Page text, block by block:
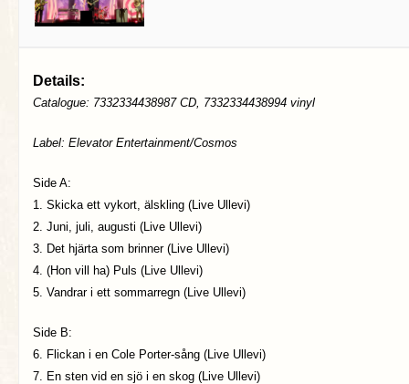
Details:
Catalogue: 7332334438987 CD, 7332334438994 vinyl
Label: Elevator Entertainment/Cosmos
Side A:
1. Skicka ett vykort, älskling (Live Ullevi)
2. Juni, juli, augusti (Live Ullevi)
3. Det hjärta som brinner (Live Ullevi)
4. (Hon vill ha) Puls (Live Ullevi)
5. Vandrar i ett sommarregn (Live Ullevi)
Side B:
6. Flickan i en Cole Porter-sång (Live Ullevi)
7. En sten vid en sjö i en skog (Live Ullevi)